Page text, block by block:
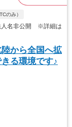
のみ）
人名非公開 ※詳細は
から全国へ拡
る環境です♪